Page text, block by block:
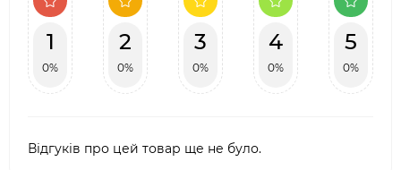
1
0%
2
0%
3
0%
4
0%
5
0%
Відгуків про цей товар ще не було.